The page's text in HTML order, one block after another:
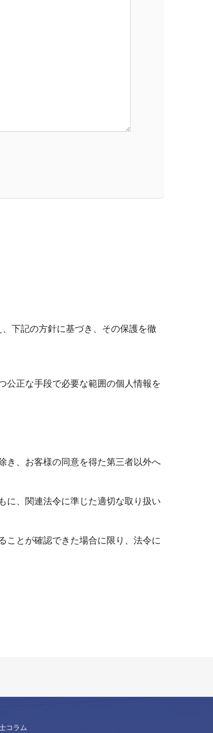
下記の方針に基づき、その保護を徹
公正な手段で必要な範囲の個人情報を
き、お客様の同意を得た第三者以外へ
に、関連法令に準じた適切な取り扱い
ことが確認できた場合に限り、法令に
コラム